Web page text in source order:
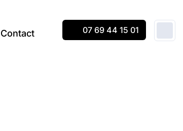
Contact 07 69 44 15 01